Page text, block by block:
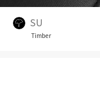
SU
Timber